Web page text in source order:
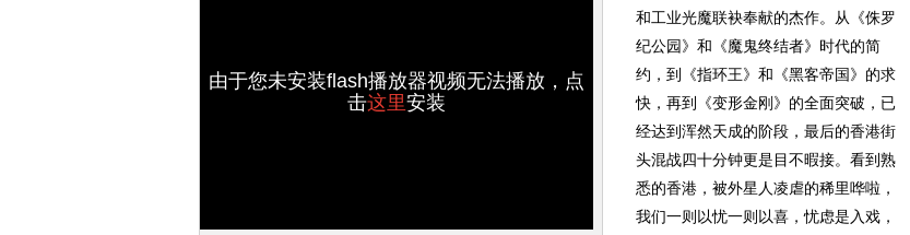
由于您未安装flash播放器视频无法播放，点
击这里安装
和工业光魔联袂奉献的杰作。从《侏罗
纪公园》和《魔鬼终结者》时代的简
约，到《指环王》和《黑客帝国》的求
快，再到《变形金刚》的全面突破，已
经达到浑然天成的阶段，最后的香港街
头混战四十分钟更是目不暇接。看到熟
悉的香港，被外星人凌虐的稀里哗啦，
我们一则以忧一则以喜，忧虑是入戏，